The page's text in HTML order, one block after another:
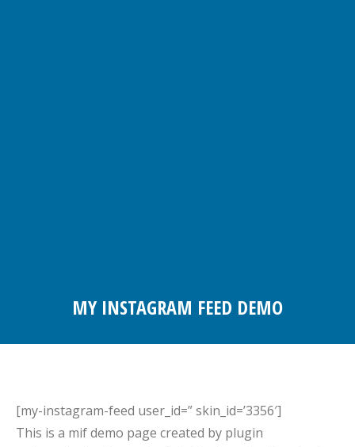
MY INSTAGRAM FEED DEMO
[my-instagram-feed user_id=” skin_id=’3356′]
This is a mif demo page created by plugin